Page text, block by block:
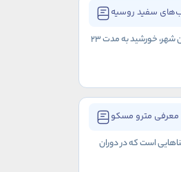
سفید روسیه
شب‌های سفید روسیه، از اواخر ماه می تا اواخر ماه جولای به طول می‌انجامد و شهر سن پترزبورگ به عنوان معروف‌ترین مکان برای تماشای این پدیده شناخته می‌شود. در این شهر، خورشید به مدت 23
معرفی مترو مسکو
است که در دوران